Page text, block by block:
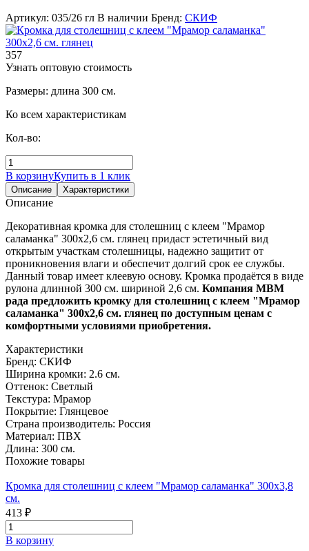
Артикул: 035/26 гл В наличии Бренд: СКИФ
357
Узнать оптовую стоимость
Размеры: длина 300 см.
Ко всем характеристикам
Кол-во:
В корзинуКупить в 1 клик
Описание Характеристики
Описание
Декоративная кромка для столешниц с клеем "Мрамор
саламанка" 300х2,6 см. глянец придаст эстетичный вид
открытым участкам столешницы, надежно защитит от
проникновения влаги и обеспечит долгий срок ее службы.
Данный товар имеет клеевую основу. Кромка продаётся в виде
рулона длинной 300 см. шириной 2,6 см. Компания МВМ
рада предложить кромку для столешниц с клеем "Мрамор
саламанка" 300х2,6 см. глянец по доступным ценам с
комфортными условиями приобретения.
Характеристики
Бренд: СКИФ
Ширина кромки: 2.6 см.
Оттенок: Светлый
Текстура: Мрамор
Покрытие: Глянцевое
Страна производитель: Россия
Материал: ПВХ
Длина: 300 см.
Похожие товары
Кромка для столешниц с клеем "Мрамор саламанка" 300х3,8
см.
413 ₽
В корзину